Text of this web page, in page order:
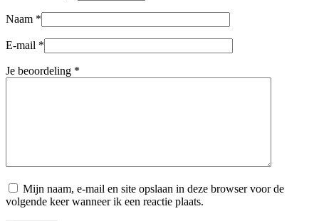
Naam *
E-mail *
Je beoordeling *
Mijn naam, e-mail en site opslaan in deze browser voor de
volgende keer wanneer ik een reactie plaats.